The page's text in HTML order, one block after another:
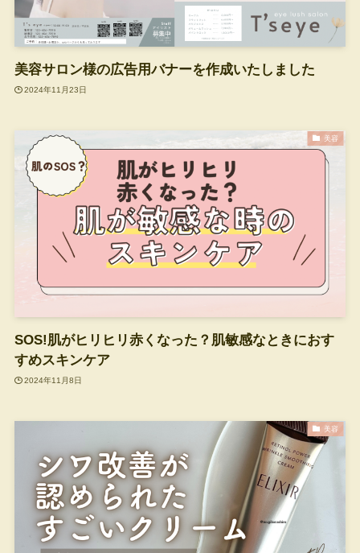
美容サロン様の広告用バナーを作成いたしました
2024年11月23日
美容
SOS!肌がヒリヒリ赤くなった？肌敏感なときにおす
すめスキンケア
2024年11月8日
美容